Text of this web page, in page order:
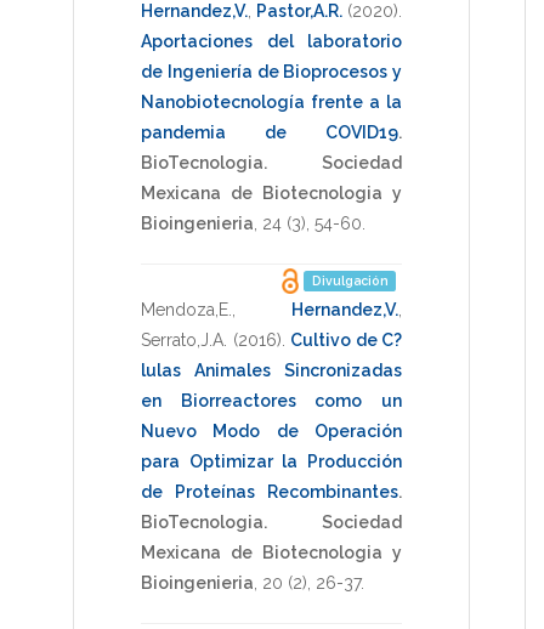
Hernandez,V. Pastor,A.R. (2020)
Aportaciones del laboratorio
de Ingeniería de Bioprocesos y
Nanobiotecnología frente a la
pandemia de COVID19.
BioTecnologia. Sociedad
Mexicana de Biotecnologia y
Bioingenieria 24 (3), 54-60
Divulgación
Mendoza,E. Hernandez,V.
Serrato,J.A. (2016) Cultivo de C?
lulas Animales Sincronizadas
en Biorreactores como un
Nuevo Modo de Operación
para Optimizar la Producción
de Proteínas Recombinantes.
BioTecnologia. Sociedad
Mexicana de Biotecnologia y
Bioingenieria 20 (2), 26-37.